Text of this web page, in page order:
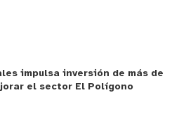
impulsa inversión de más de
el sector El Polígono